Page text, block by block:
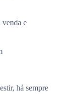
venda e
há sempre